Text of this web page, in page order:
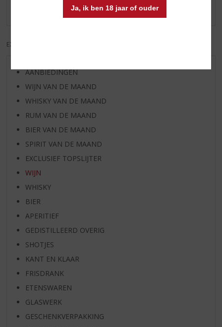
Ja, ik ben 18 jaar of ouder
Er zijn nog geen reviews geplaatst voor dit product
EXCL. BTW
AANBIEDINGEN
WIJN VAN DE MAAND
WHISKY VAN DE MAAND
RUM VAN DE MAAND
BIER VAN DE MAAND
SPIRIT VAN DE MAAND
EXCLUSIEF TOPSLIJTER
WIJN
WHISKY
BIER
APERITIEF
GEDISTILLEERD OVERIG
SHOTJES
KANT EN KLAAR
FRISDRANK
ETENSWAREN
GLASWERK
GESCHENKVERPAKKING